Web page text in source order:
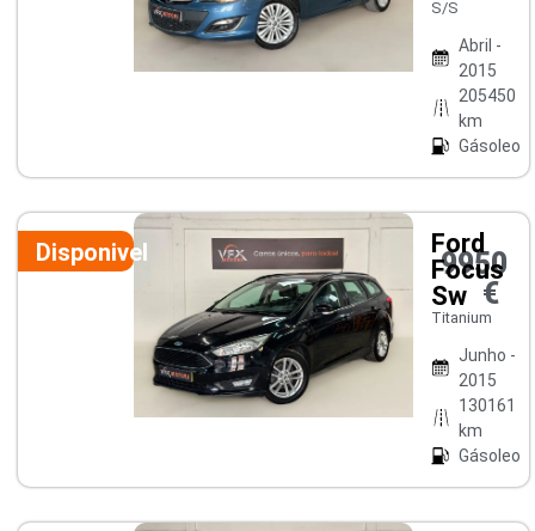
S/S
Abril -
2015
205450
km
Gásoleo
Disponivel
Ford
Focus
Sw
Titanium
Junho -
2015
130161
km
Gásoleo
9950
€